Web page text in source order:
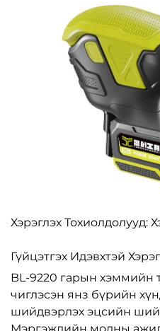
Хэрэглэх Тохиолдолууд:
Гүйцэтгэх Идэвхтэй
BL-9220 гарын хэммийн
чиглэсэн янз бүрийн
шийдвэрлэх эцсийн
Мэргэжлийн модны